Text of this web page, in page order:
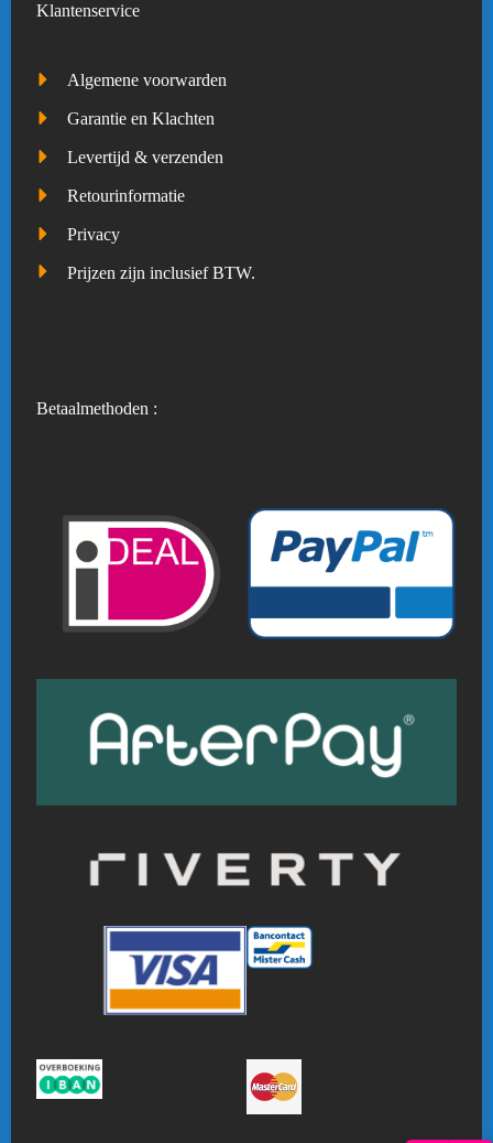
Klantenservice
Algemene voorwarden
Garantie en Klachten
Levertijd & verzenden
Retourinformatie
Privacy
Prijzen zijn inclusief BTW.
Betaalmethoden :